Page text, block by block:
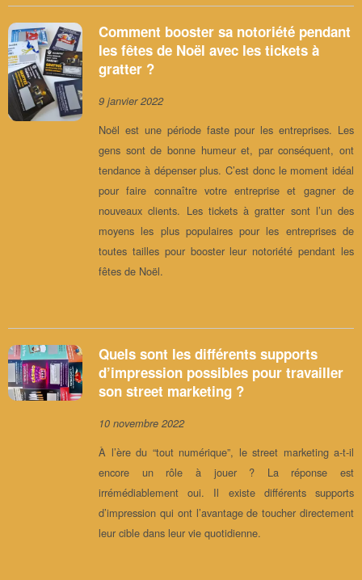
Comment booster sa notoriété pendant
les fêtes de Noël avec les tickets à
gratter ?
9 janvier 2022
Noël est une période faste pour les entreprises. Les
gens sont de bonne humeur et, par conséquent, ont
tendance à dépenser plus. C’est donc le moment idéal
pour faire connaître votre entreprise et gagner de
nouveaux clients. Les tickets à gratter sont l’un des
moyens les plus populaires pour les entreprises de
toutes tailles pour booster leur notoriété pendant les
fêtes de Noël.
Quels sont les différents supports
d’impression possibles pour travailler
son street marketing ?
10 novembre 2022
À l’ère du “tout numérique”, le street marketing a-t-il
encore un rôle à jouer ? La réponse est
irrémédiablement oui. Il existe différents supports
d’impression qui ont l’avantage de toucher directement
leur cible dans leur vie quotidienne.